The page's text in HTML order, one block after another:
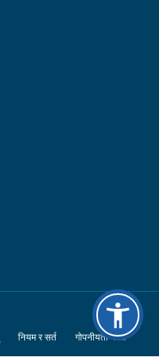
नियम र सर्त
गोपनीयता नीति